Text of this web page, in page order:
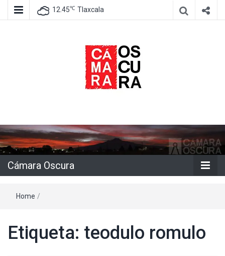
12.45℃ Tlaxcala
Cámara
Oscura
Cámara Oscura
Home /
Etiqueta: teodulo romulo